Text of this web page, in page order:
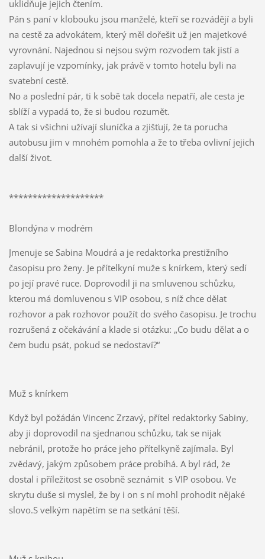
uklidňuje jejich čtením.
Pán s paní v klobouku jsou manželé, kteří se rozvádějí a byli
na cestě za advokátem, který měl dořešit už jen majetkové
vyrovnání. Najednou si nejsou svým rozvodem tak jistí a
zaplavují je vzpomínky, jak právě v tomto hotelu byli na
svatební cestě.
No a poslední pár, ti k sobě tak docela nepatří, ale cesta je
sblíží a vypadá to, že si budou rozumět.
A tak si všichni užívají sluníčka a zjišťují, že ta porucha
autobusu jim v mnohém pomohla a že to třeba ovlivní jejich
další život.
********************
Blondýna v modrém
Jmenuje se Sabina Moudrá a je redaktorka prestižního
časopisu pro ženy. Je přítelkyní muže s knírkem, který sedí
po její pravé ruce. Doprovodil ji na smluvenou schůzku,
kterou má domluvenou s VIP osobou, s níž chce dělat
rozhovor a pak rozhovor použít do svého časopisu. Je trochu
rozrušená z očekávání a klade si otázku: „Co budu dělat a o
čem budu psát, pokud se nedostaví?“
Muž s knírkem
Když byl požádán Vincenc Zrzavý, přítel redaktorky Sabiny,
aby ji doprovodil na sjednanou schůzku, tak se nijak
nebránil, protože ho práce jeho přítelkyně zajímala. Byl
zvědavý, jakým způsobem práce probíhá. A byl rád, že
dostal i příležitost se osobně seznámit s VIP osobou. Ve
skrytu duše si myslel, že by i on s ní mohl prohodit nějaké
slovo.S velkým napětím se na setkání těší.